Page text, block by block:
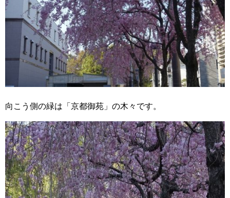
向こう側の緑は「京都御苑」の木々です。